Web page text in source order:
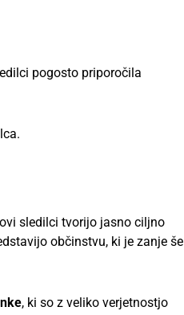
pogosto priporočila
sledilci tvorijo jasno ciljno
občinstvu, ki je zanje še
, ki so z veliko verjetnostjo